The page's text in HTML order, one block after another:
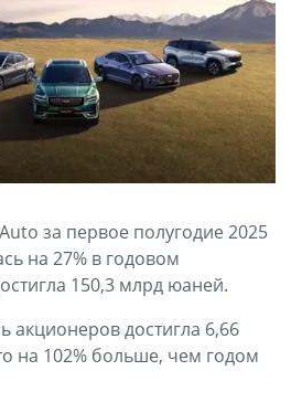
MONJARO
от 4 349 990 ₽*
GEELY EX5
от 3 769 990 ₽*
за первое полугодие 2025
на 27% в годовом
150,3 млрд юаней.
акционеров достигла 6,66
на 102% больше, чем годом